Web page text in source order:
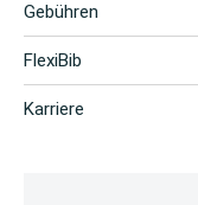
Gebühren
FlexiBib
Karriere